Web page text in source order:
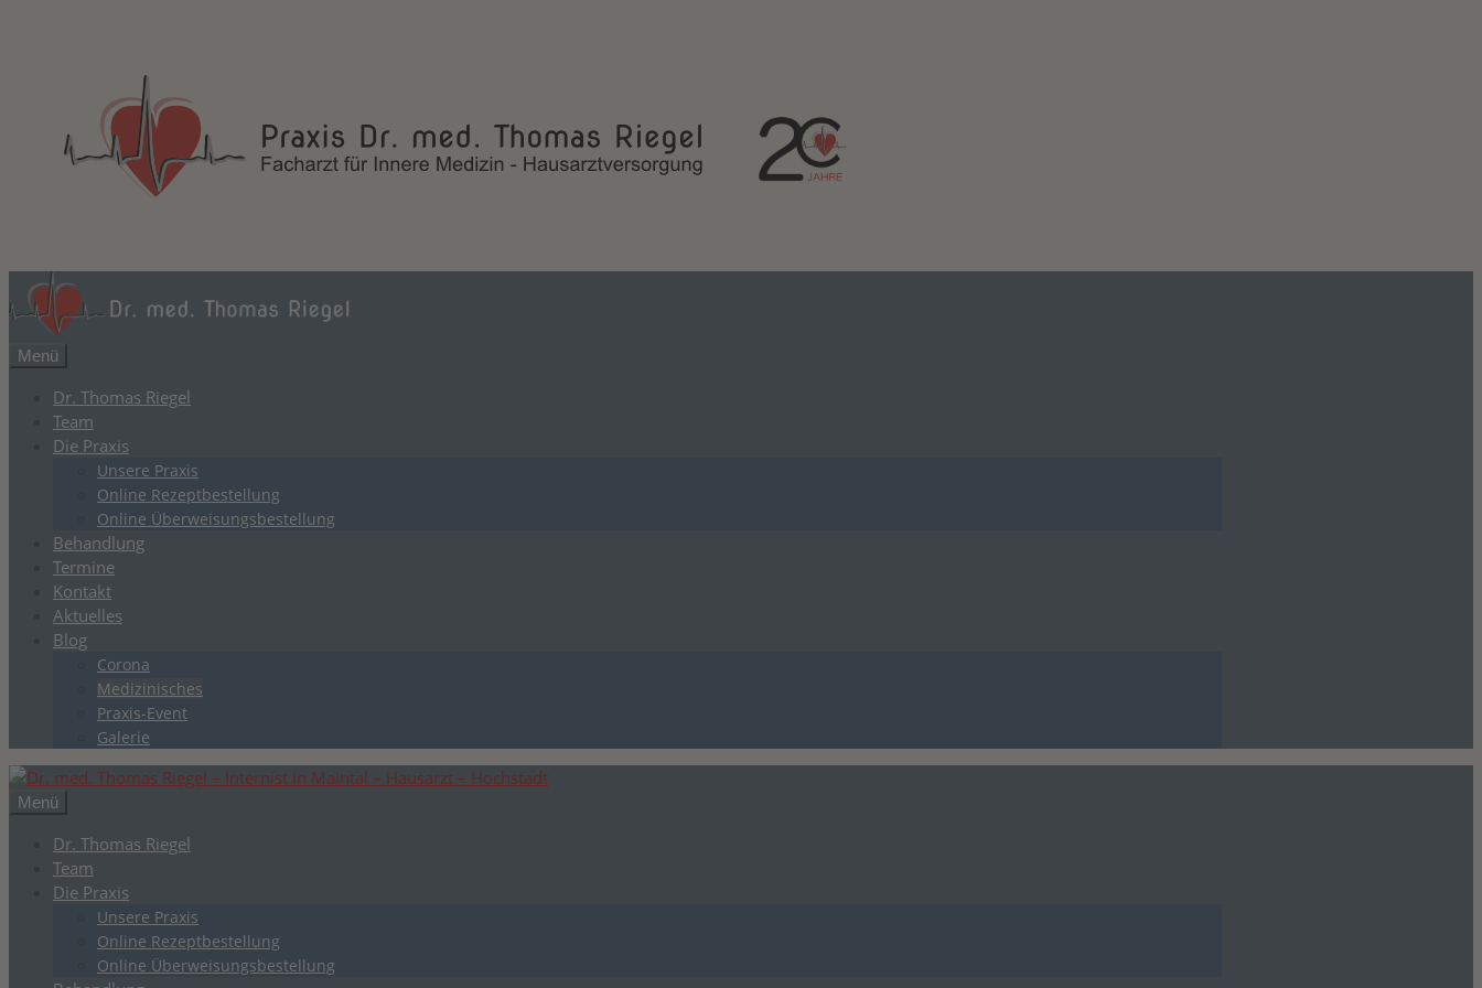
Menü
Dr. Thomas Riegel
Team
Die Praxis
Unsere Praxis
Online Rezeptbestellung
Online Überweisungsbestellung
Behandlung
Termine
Kontakt
Aktuelles
Blog
Corona
Medizinisches
Praxis-Event
Galerie
Menü
Dr. Thomas Riegel
Team
Die Praxis
Unsere Praxis
Online Rezeptbestellung
Online Überweisungsbestellung